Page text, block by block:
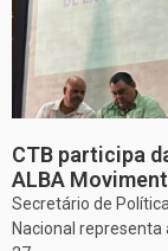
CTB participa
ALBA
Secretário de
Nacional